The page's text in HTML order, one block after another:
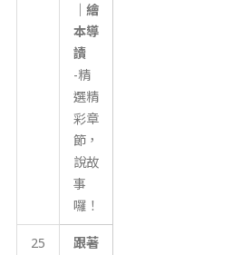
｜繪
本導
讀
-精
選精
彩章
節，
說故
事
囉！
25
跟著